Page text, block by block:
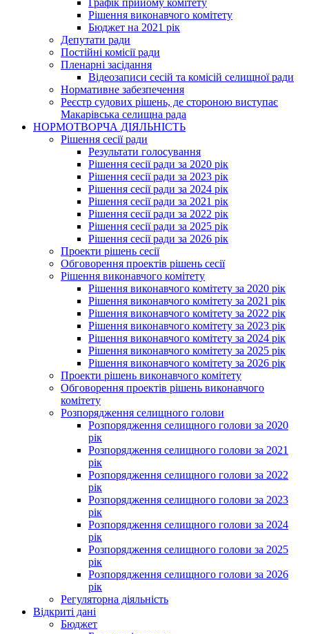
Графік прийому комітету
Рішення виконавчого комітету
Бюджет на 2021 рік
Депутати ради
Постійні комісії ради
Пленарні засідання
Відеозаписи сесій та комісій селищної ради
Нормативне забезпечення
Реєстр судових рішень, де стороною виступає
Макарівська селищна рада
НОРМОТВОРЧА ДІЯЛЬНІСТЬ
Рішення сесії ради
Результати голосування
Рішення сесії ради за 2020 рік
Рішення сесії ради за 2023 рік
Рішення сесії ради за 2024 рік
Рішення сесії ради за 2021 рік
Рішення сесії ради за 2022 рік
Рішення сесії ради за 2025 рік
Рішення сесії ради за 2026 рік
Проекти рішень сесії
Обговорення проектів рішень сесії
Рішення виконавчого комітету
Рішення виконавчого комітету за 2020 рік
Рішення виконавчого комітету за 2021 рік
Рішення виконавчого комітету за 2022 рік
Рішення виконавчого комітету за 2023 рік
Рішення виконавчого комітету за 2024 рік
Рішення виконавчого комітету за 2025 рік
Рішення виконавчого комітету за 2026 рік
Проекти рішень виконавчого комітету
Обговорення проектів рішень виконавчого
комітету
Розпорядження селищного голови
Розпорядження селищного голови за 2020
рік
Розпорядження селищного голови за 2021
рік
Розпорядження селищного голови за 2022
рік
Розпорядження селищного голови за 2023
рік
Розпорядження селищного голови за 2024
рік
Розпорядження селищного голови за 2025
рік
Розпорядження селищного голови за 2026
рік
Регуляторна діяльність
Відкриті дані
Бюджет